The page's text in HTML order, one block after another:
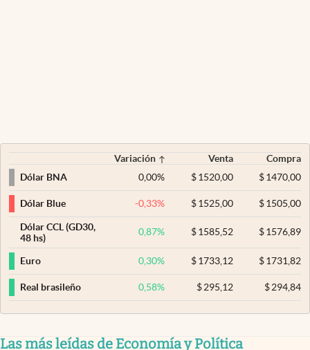
Variación Venta
Compra
Dólar BNA
0,00% $ 1520,00 $1470,00
Dólar Blue -0,33% $ 1525,00 $1505,00
Dólar CCL (GD30,
48 hs)
0,87% $ 1585,52 $1576,89
Euro 0,30% $ 1733,12 $1731,82
Real brasileño 0,58% $ 295,12 $294,84
Las más leídas de Economía y Política